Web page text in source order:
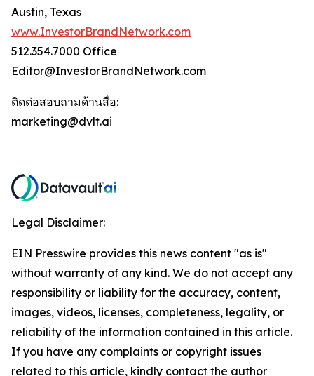
Austin, Texas
www.InvestorBrandNetwork.com
512.354.7000 Office
Editor@InvestorBrandNetwork.com
ติดต่อสอบถามด้านสื่อ:
marketing@dvlt.ai
Legal Disclaimer:
EIN Presswire provides this news content "as is"
without warranty of any kind. We do not accept any
responsibility or liability for the accuracy, content,
images, videos, licenses, completeness, legality, or
reliability of the information contained in this article.
If you have any complaints or copyright issues
related to this article, kindly contact the author